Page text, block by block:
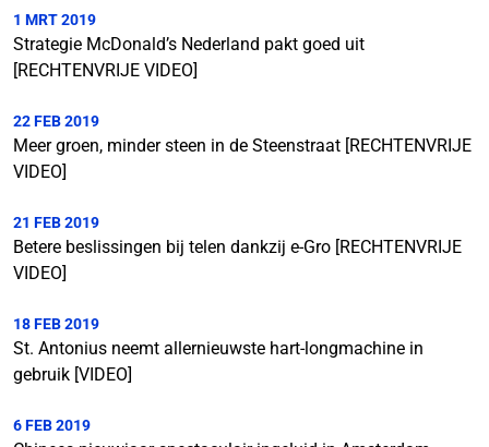
1 MRT 2019
Strategie McDonald’s Nederland pakt goed uit
[RECHTENVRIJE VIDEO]
22 FEB 2019
Meer groen, minder steen in de Steenstraat [RECHTENVRIJE
VIDEO]
21 FEB 2019
Betere beslissingen bij telen dankzij e-Gro [RECHTENVRIJE
VIDEO]
18 FEB 2019
St. Antonius neemt allernieuwste hart-longmachine in
gebruik [VIDEO]
6 FEB 2019